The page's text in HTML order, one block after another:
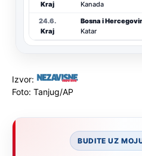
Kraj
Kanada
24.6.
Kraj
Bosna i
Katar
Izvor:
Foto: Tanjug/AP
BUDITE UZ